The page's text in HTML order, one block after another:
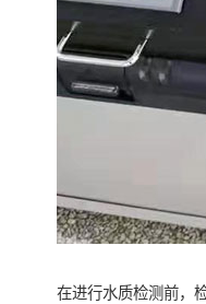
在进行水质检测前，